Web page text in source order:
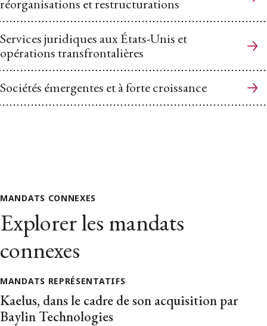
réorganisations et restructurations
Services juridiques aux États-Unis et
opérations transfrontalières
Sociétés émergentes et à forte croissance
MANDATS CONNEXES
Explorer les mandats
connexes
MANDATS REPRÉSENTATIFS
Kaelus, dans le cadre de son acquisition par
Baylin Technologies